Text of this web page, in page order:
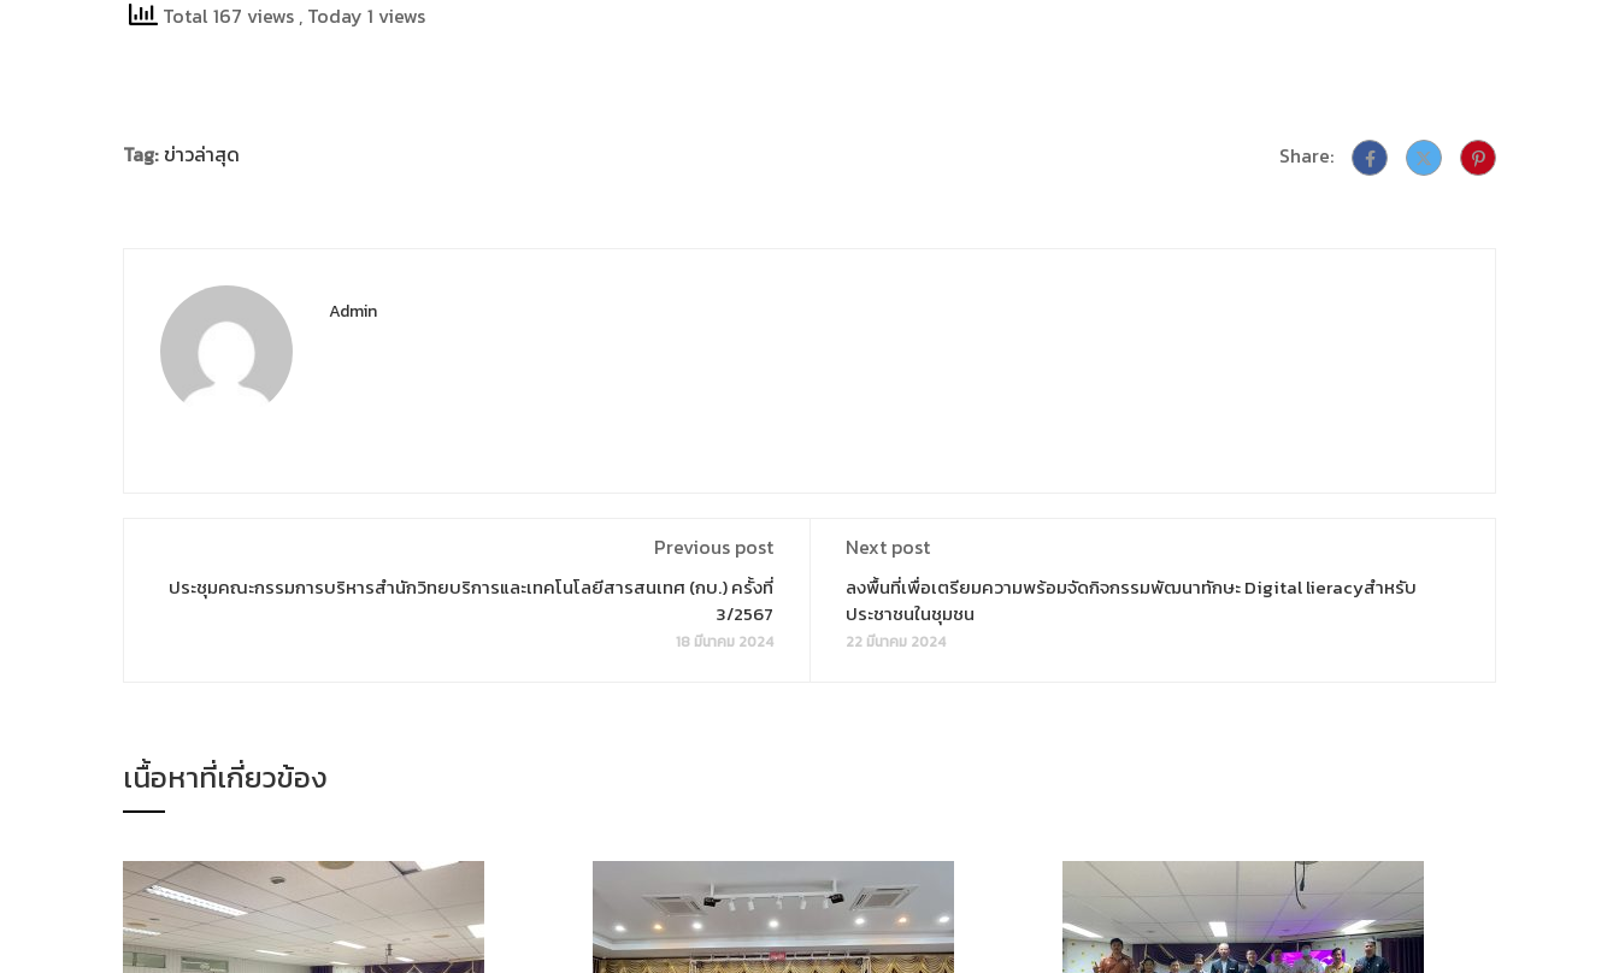
Total 167 views , Today 1 views
Tag: ข่าวล่าสุด Share:
Admin
Previous post
ประชุมคณะกรรมการบริหารสำนักวิทยบริการและเทคโนโลยีสารสนเทศ (กบ.) ครั้งที่
3/2567
18 มีนาคม 2024
Next post
ลงพื้นที่เพื่อเตรียมความพร้อมจัดกิจกรรมพัฒนาทักษะ Digital lieracyสำหรับ
ประชาชนในชุมชน
22 มีนาคม 2024
เนื้อหาที่เกี่ยวข้อง